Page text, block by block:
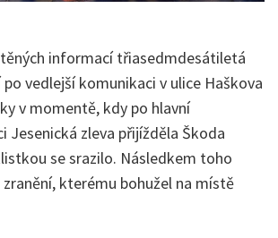
informací třiasedmdesátiletá
vedlejší komunikaci v ulice Haškova
v momentě, kdy po hlavní
Jesenická zleva přijížděla Škoda
se srazilo. Následkem toho
kterému bohužel na místě